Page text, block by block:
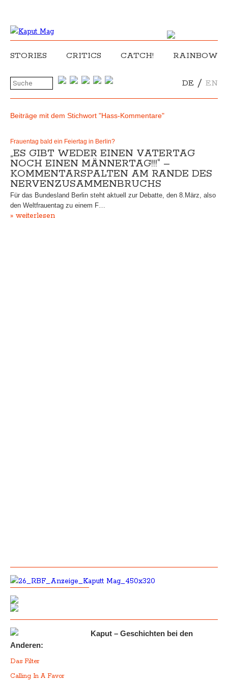
STORIES CRITICS CATCH! RAINBOW
DE / EN
Beiträge mit dem Stichwort "Hass-Kommentare"
Frauentag bald ein Feiertag in Berlin?
„ES GIBT WEDER EINEN VATERTAG
NOCH EINEN MÄNNERTAG!!!“ –
KOMMENTARSPALTEN AM RANDE DES
NERVENZUSAMMENBRUCHS
Für das Bundesland Berlin steht aktuell zur Debatte, den 8.März, also
den Weltfrauentag zu einem F…
» weiterlesen
Kaput – Geschichten bei den
Anderen:
Das Filter
Calling In A Favor